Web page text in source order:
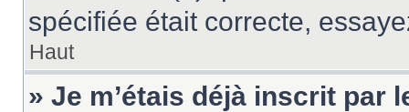
spécifiée était correcte,
Haut
» Je m’étais déjà inscrit par